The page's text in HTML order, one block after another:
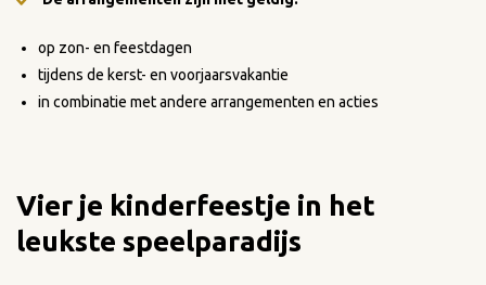
op zon- en feestdagen
tijdens de kerst- en voorjaarsvakantie
in combinatie met andere arrangementen en acties
Vier je kinderfeestje in het
leukste speelparadijs